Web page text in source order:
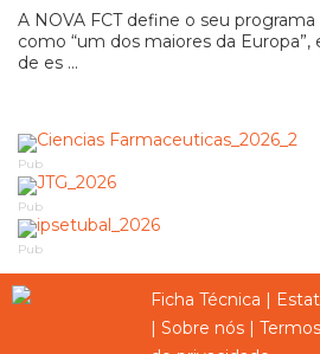
A NOVA FCT define o seu
como “um dos maiores da
de es ...
Pub
Pub
Pub
Ficha Técnica |
| Sobre nós |